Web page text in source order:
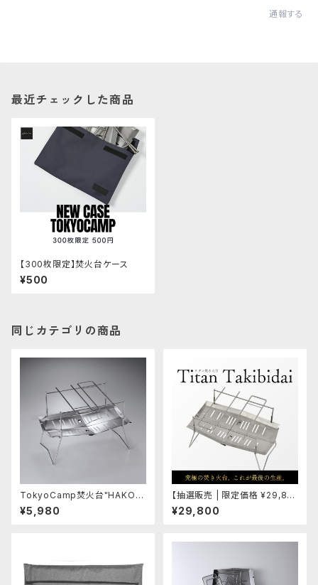
通報する
最近チェックした商品
【300枚限定】焚火台ケース
¥500
同じカテゴリの商品
TokyoCamp焚火台"HAKOS
UKA"
¥5,980
【抽選販売 | 限定価格 ¥29,80
0】TokyoCamp 焚き火台 “HA
KOSUKA” Titanium Model
¥29,800